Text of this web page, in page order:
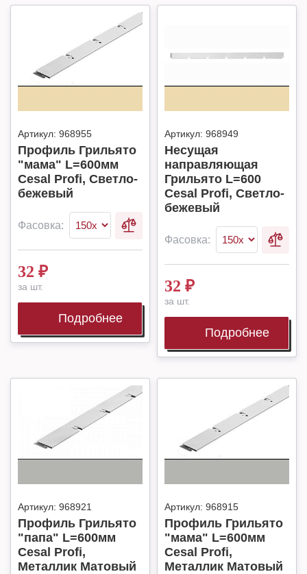
Артикул: 968955
Профиль Грильято
"мама" L=600мм
Cesal Profi, Светло-
бежевый
Фасовка:
32 ₽
за шт.
Подробнее
Артикул: 968949
Несущая
направляющая
Грильято L=600
Cesal Profi, Светло-
бежевый
Фасовка:
32 ₽
за шт.
Подробнее
Артикул: 968921
Профиль Грильято
"папа" L=600мм
Cesal Profi,
Металлик Матовый
Артикул: 968915
Профиль Грильято
"мама" L=600мм
Cesal Profi,
Металлик Матовый